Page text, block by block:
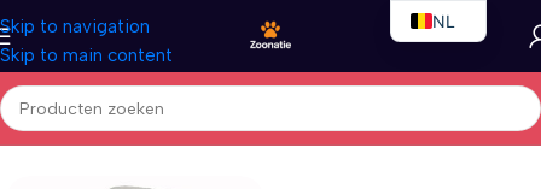
Skip to navigation
Skip to main content
Home/Katten/Kattenbedden
NL